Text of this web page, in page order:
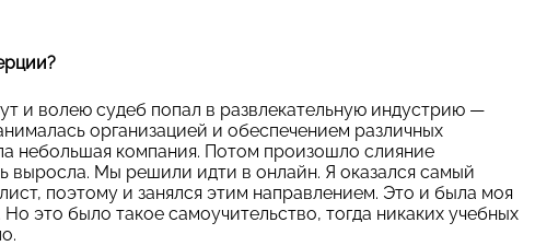
и волею судеб попал в развлекательную индустрию —
организацией и обеспечением различных
небольшая компания. Потом произошло слияние
выросла. Мы решили идти в онлайн. Я оказался самый
поэтому и занялся этим направлением. Это и была моя
это было такое самоучительство, тогда никаких учебных